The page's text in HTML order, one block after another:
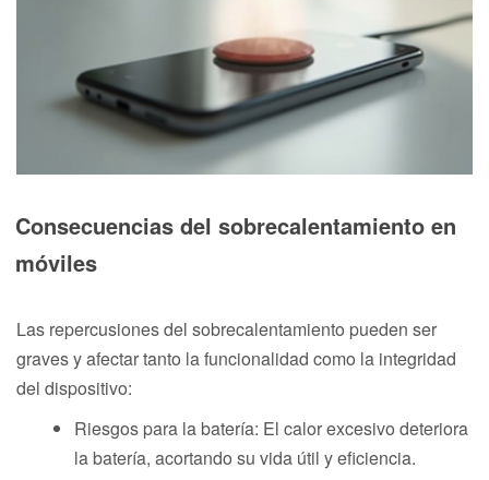
Consecuencias del sobrecalentamiento en
móviles
Las repercusiones del sobrecalentamiento pueden ser
graves y afectar tanto la funcionalidad como la integridad
del dispositivo:
Riesgos para la batería: El calor excesivo deteriora
la batería, acortando su vida útil y eficiencia.